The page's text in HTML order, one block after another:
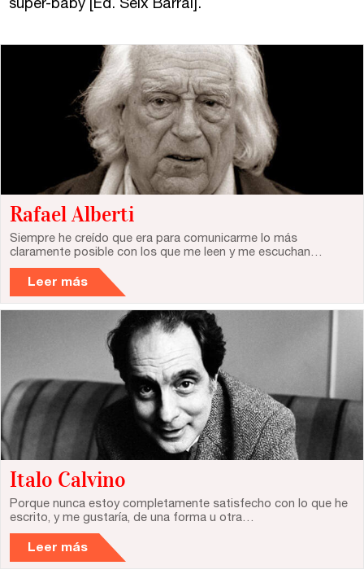
super-baby [Ed. Seix Barral].
Rafael Alberti
Siempre he creído que era para comunicarme lo más
claramente posible con los que me leen y me escuchan…
Leer más
Italo Calvino
Porque nunca estoy completamente satisfecho con lo que he
escrito, y me gustaría, de una forma u otra…
Leer más